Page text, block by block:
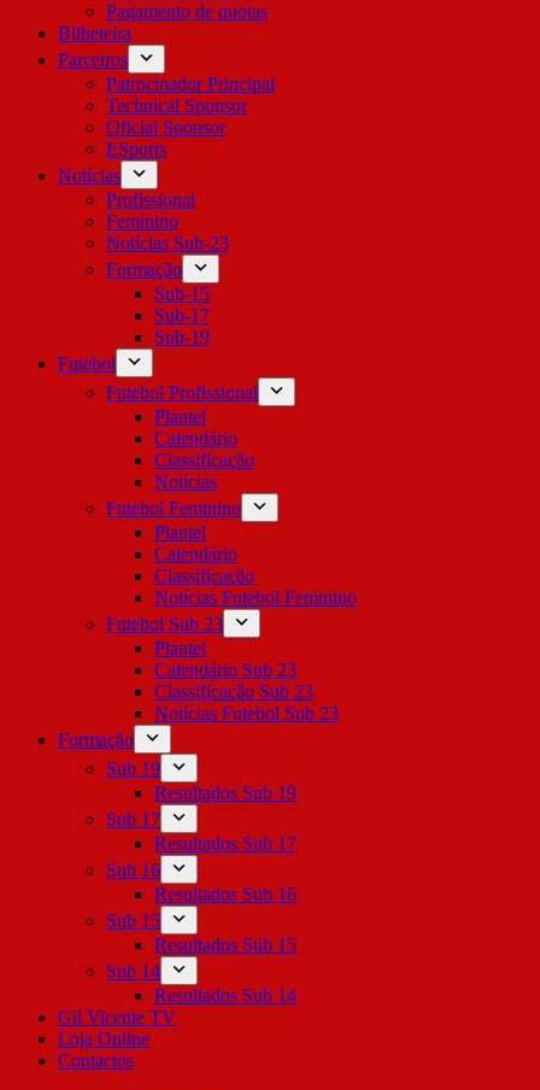
Pagamento de quotas
Bilheteira
Parceiros
Patrocinador Principal
Technical Sponsor
Oficial Sponsor
ESports
Notícias
Profissional
Feminino
Notícias Sub-23
Formação
Sub-15
Sub-17
Sub-19
Futebol
Futebol Profissional
Plantel
Calendário
Classificação
Notícias
Futebol Feminino
Plantel
Calendário
Classificação
Notícias Futebol Feminino
Futebol Sub 23
Plantel
Calendário Sub 23
Classificação Sub 23
Notícias Futebol Sub 23
Formação
Sub 19
Resultados Sub 19
Sub 17
Resultados Sub 17
Sub 16
Resultados Sub 16
Sub 15
Resultados Sub 15
Sub 14
Resultados Sub 14
Gil Vicente TV
Loja Online
Contactos